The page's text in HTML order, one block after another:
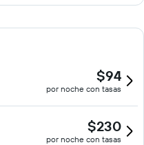
$94
por noche con tasas
$230
por noche con tasas